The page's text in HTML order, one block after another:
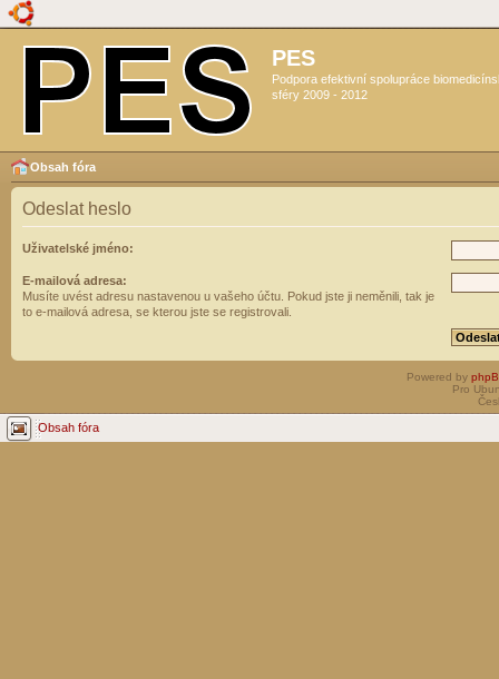
PES
Podpora efektivní spolupráce
sféry 2009 - 2012
Obsah fóra
Odeslat heslo
Uživatelské jméno:
E-mailová adresa:
Musíte uvést adresu nastavenou u vašeho účtu. Pokud jste ji neměnili, tak je
to e-mailová adresa, se kterou jste se registrovali.
Powered by
Pro
Obsah fóra